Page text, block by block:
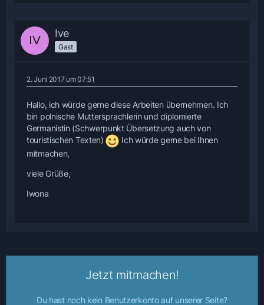
Ive
Gast
2. Juni 2017 um 07:51
Hallo, ich würde gerne diese Arbeiten übernehmen. Ich
bin polnische Muttersprachlerin und diplomierte
Germanistin (Schwerpunkt Übersetzung auch von
touristischen Texten)
Ich würde gerne bei Ihnen
mitmachen,
viele Grüße,
Iwona
Jetzt mitmachen!
Du hast noch kein Benutzerkonto auf unserer Seite?